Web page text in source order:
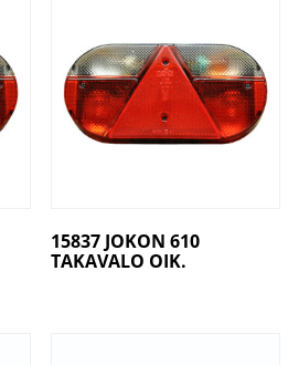
15837 JOKON 610
TAKAVALO OIK.